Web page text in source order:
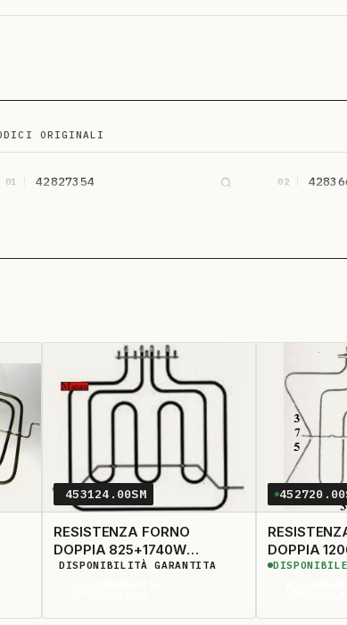
ORIGINALI
01 42827354 02
453124.00SM
RESISTENZA FORNO
DOPPIA 825+1740W
370X38.2
DISPONIBILITÀ GARANTITA
DOPPIA
DISPONIBILE